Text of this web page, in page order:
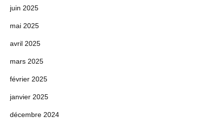
juin 2025
mai 2025
avril 2025
mars 2025
février 2025
janvier 2025
décembre 2024